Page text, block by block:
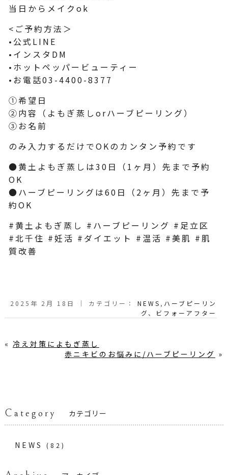
当日からメイクok
<ご予約方法＞
•公式LINE
•インスタDM
•ホットペッパービューティー
•お電話03-4400-8377
①希望日
②内容（よもぎ蒸しorハーブピーリング）
③お名前
のみ入力するだけでOKのカンタン予約です
●黄土よもぎ蒸しは30日（1ヶ月）先まで予約
OK
●ハーブピーリングは60日（2ヶ月）先まで予
約OK
#黄土よもぎ蒸し #ハーブピーリング #足立区
#北千住 #妊活 #ダイエット #温活 #美肌 #肌
質改善
2025年 2月 18日 ｜ カテゴリー：NEWS , ハーブピーリン
グ、ビフォーアフター
« 冷え対策によもぎ蒸し
赤ニキビのお悩みに/ハーブピーリング »
Category カテゴリー
NEWS (82)